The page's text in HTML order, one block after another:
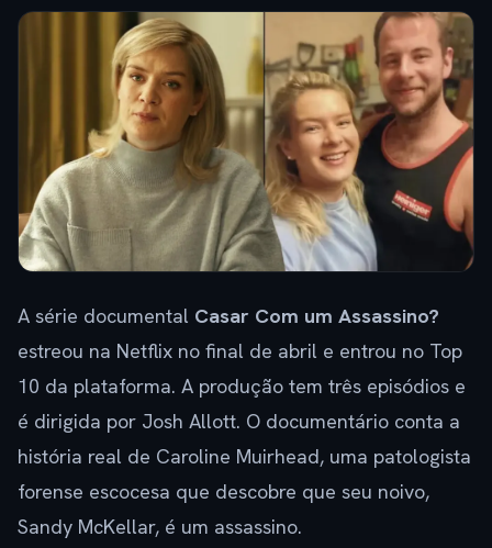
A série documental Casar Com um Assassino?
estreou na Netflix no final de abril e entrou no Top
10 da plataforma. A produção tem três episódios e
é dirigida por Josh Allott. O documentário conta a
história real de Caroline Muirhead, uma patologista
forense escocesa que descobre que seu noivo,
Sandy McKellar, é um assassino.